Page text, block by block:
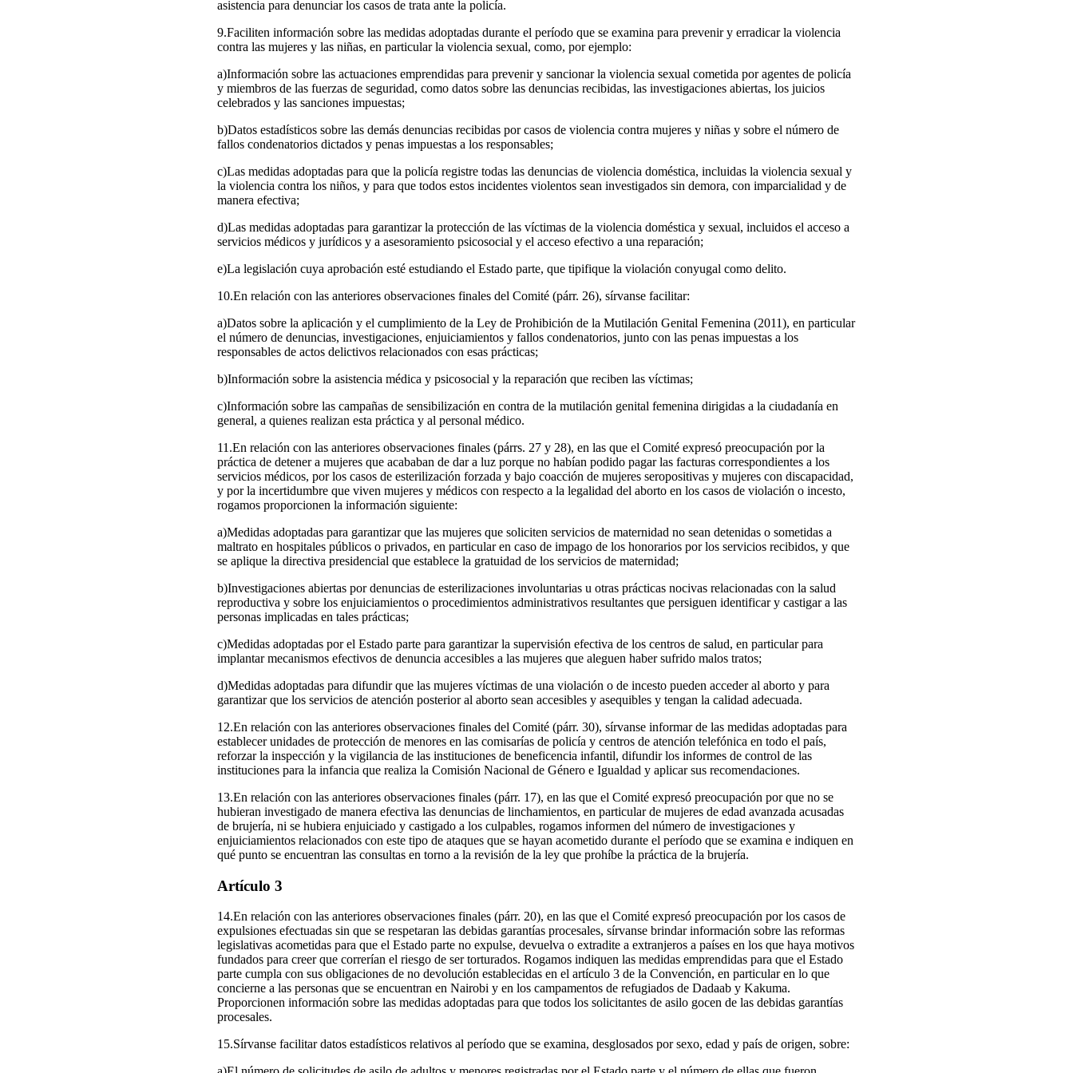
asistencia para denunciar los casos de trata ante la policía.
9.Faciliten información sobre las medidas adoptadas durante el período que se examina para prevenir y erradicar la violencia
contra las mujeres y las niñas, en particular la violencia sexual, como, por ejemplo:
a)Información sobre las actuaciones emprendidas para prevenir y sancionar la violencia sexual cometida por agentes de policía
y miembros de las fuerzas de seguridad, como datos sobre las denuncias recibidas, las investigaciones abiertas, los juicios
celebrados y las sanciones impuestas;
b)Datos estadísticos sobre las demás denuncias recibidas por casos de violencia contra mujeres y niñas y sobre el número de
fallos condenatorios dictados y penas impuestas a los responsables;
c)Las medidas adoptadas para que la policía registre todas las denuncias de violencia doméstica, incluidas la violencia sexual y
la violencia contra los niños, y para que todos estos incidentes violentos sean investigados sin demora, con imparcialidad y de
manera efectiva;
d)Las medidas adoptadas para garantizar la protección de las víctimas de la violencia doméstica y sexual, incluidos el acceso a
servicios médicos y jurídicos y a asesoramiento psicosocial y el acceso efectivo a una reparación;
e)La legislación cuya aprobación esté estudiando el Estado parte, que tipifique la violación conyugal como delito.
10.En relación con las anteriores observaciones finales del Comité (párr. 26), sírvanse facilitar:
a)Datos sobre la aplicación y el cumplimiento de la Ley de Prohibición de la Mutilación Genital Femenina (2011), en particular
el número de denuncias, investigaciones, enjuiciamientos y fallos condenatorios, junto con las penas impuestas a los
responsables de actos delictivos relacionados con esas prácticas;
b)Información sobre la asistencia médica y psicosocial y la reparación que reciben las víctimas;
c)Información sobre las campañas de sensibilización en contra de la mutilación genital femenina dirigidas a la ciudadanía en
general, a quienes realizan esta práctica y al personal médico.
11.En relación con las anteriores observaciones finales (párrs. 27 y 28), en las que el Comité expresó preocupación por la
práctica de detener a mujeres que acababan de dar a luz porque no habían podido pagar las facturas correspondientes a los
servicios médicos, por los casos de esterilización forzada y bajo coacción de mujeres seropositivas y mujeres con discapacidad,
y por la incertidumbre que viven mujeres y médicos con respecto a la legalidad del aborto en los casos de violación o incesto,
rogamos proporcionen la información siguiente:
a)Medidas adoptadas para garantizar que las mujeres que soliciten servicios de maternidad no sean detenidas o sometidas a
maltrato en hospitales públicos o privados, en particular en caso de impago de los honorarios por los servicios recibidos, y que
se aplique la directiva presidencial que establece la gratuidad de los servicios de maternidad;
b)Investigaciones abiertas por denuncias de esterilizaciones involuntarias u otras prácticas nocivas relacionadas con la salud
reproductiva y sobre los enjuiciamientos o procedimientos administrativos resultantes que persiguen identificar y castigar a las
personas implicadas en tales prácticas;
c)Medidas adoptadas por el Estado parte para garantizar la supervisión efectiva de los centros de salud, en particular para
implantar mecanismos efectivos de denuncia accesibles a las mujeres que aleguen haber sufrido malos tratos;
d)Medidas adoptadas para difundir que las mujeres víctimas de una violación o de incesto pueden acceder al aborto y para
garantizar que los servicios de atención posterior al aborto sean accesibles y asequibles y tengan la calidad adecuada.
12.En relación con las anteriores observaciones finales del Comité (párr. 30), sírvanse informar de las medidas adoptadas para
establecer unidades de protección de menores en las comisarías de policía y centros de atención telefónica en todo el país,
reforzar la inspección y la vigilancia de las instituciones de beneficencia infantil, difundir los informes de control de las
instituciones para la infancia que realiza la Comisión Nacional de Género e Igualdad y aplicar sus recomendaciones.
13.En relación con las anteriores observaciones finales (párr. 17), en las que el Comité expresó preocupación por que no se
hubieran investigado de manera efectiva las denuncias de linchamientos, en particular de mujeres de edad avanzada acusadas
de brujería, ni se hubiera enjuiciado y castigado a los culpables, rogamos informen del número de investigaciones y
enjuiciamientos relacionados con este tipo de ataques que se hayan acometido durante el período que se examina e indiquen en
qué punto se encuentran las consultas en torno a la revisión de la ley que prohíbe la práctica de la brujería.
Artículo 3
14.En relación con las anteriores observaciones finales (párr. 20), en las que el Comité expresó preocupación por los casos de
expulsiones efectuadas sin que se respetaran las debidas garantías procesales, sírvanse brindar información sobre las reformas
legislativas acometidas para que el Estado parte no expulse, devuelva o extradite a extranjeros a países en los que haya motivos
fundados para creer que correrían el riesgo de ser torturados. Rogamos indiquen las medidas emprendidas para que el Estado
parte cumpla con sus obligaciones de no devolución establecidas en el artículo 3 de la Convención, en particular en lo que
concierne a las personas que se encuentran en Nairobi y en los campamentos de refugiados de Dadaab y Kakuma.
Proporcionen información sobre las medidas adoptadas para que todos los solicitantes de asilo gocen de las debidas garantías
procesales.
15.Sírvanse facilitar datos estadísticos relativos al período que se examina, desglosados por sexo, edad y país de origen, sobre: